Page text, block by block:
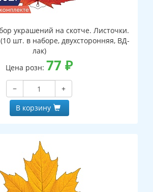
украшений на скотче. Листочки.
шт. в наборе, двухсторонняя, ВД-
лак)
Цена розн: 77 ₽
−
+
В корзину